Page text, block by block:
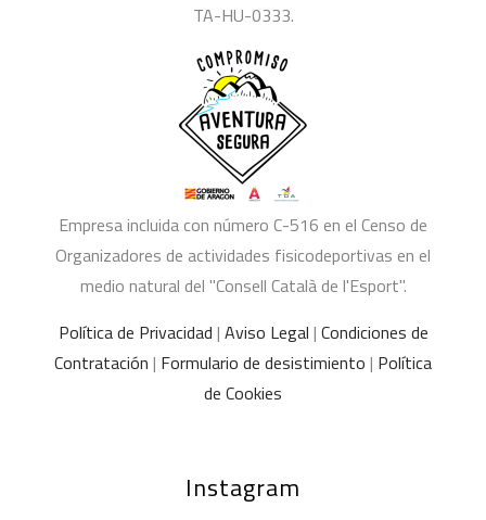
TA-HU-0333.
Empresa incluida con número C-516 en el Censo de
Organizadores de actividades fisicodeportivas en el
medio natural del "Consell Català de l'Esport".
Política de Privacidad | Aviso Legal | Condiciones de
Contratación | Formulario de desistimiento | Política
de Cookies
Instagram